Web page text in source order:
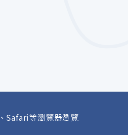
Safari等瀏覽器瀏覽